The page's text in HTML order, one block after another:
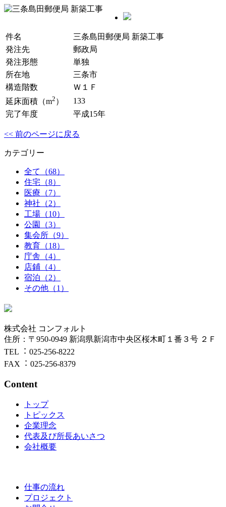
件名
三条島田郵便局 新築工事
発注先
郵政局
発注形態
単独
所在地
三条市
構造階数
Ｗ１Ｆ
延床面積（m2 ）
133
完了年度
平成15年
<< 前のページに戻る
カテゴリー
全て（68）
住宅（8）
医療（7）
神社（2）
工場（10）
公園（3）
集会所（9）
教育（18）
庁舎（4）
店鋪（4）
宿泊（2）
その他（1）
株式会社 コンフォルト
住所：〒950-0949 新潟県新潟市中央区桜⽊町１番３号 ２Ｆ
TEL︓ 025-256-8222
FAX︓ 025-256-8379
Content
トップ
トピックス
企業理念
代表及び所長あいさつ
会社概要
仕事の流れ
プロジェクト